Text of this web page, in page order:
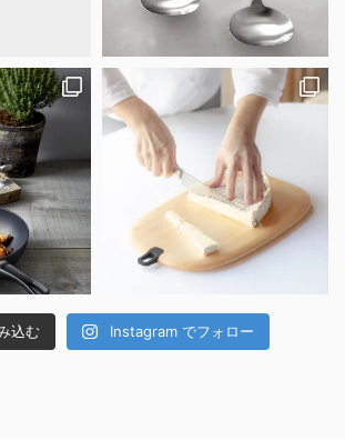
込む Instagram でフォロー